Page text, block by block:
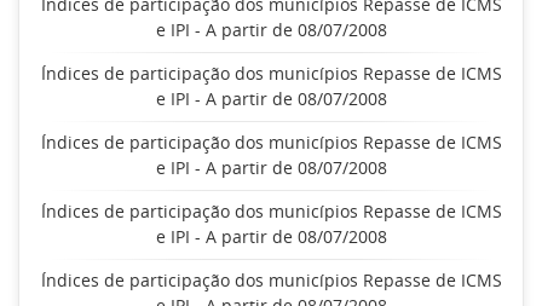
e IPI - A partir de 08/07/2008
Índices de participação dos municípios Repasse de ICMS
e IPI - A partir de 08/07/2008
Índices de participação dos municípios Repasse de ICMS
e IPI - A partir de 08/07/2008
Índices de participação dos municípios Repasse de ICMS
e IPI - A partir de 08/07/2008
Índices de participação dos municípios Repasse de ICMS